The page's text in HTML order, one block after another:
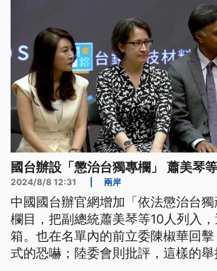
國台辦設「懲治台獨專欄」 蕭美琴
2024/8/8 12:31 兩岸
中國國台辦官網增加「依法懲治台
欄目，把副總統蕭美琴等10人列入
箱。也在名單內的前立委陳椒華回
式的恐嚇；陸委會則批評，這樣的舉